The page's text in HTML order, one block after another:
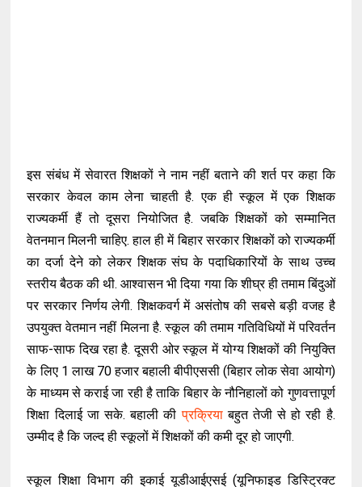
इस संबंध में सेवारत शिक्षकों ने नाम नहीं बताने की शर्त पर कहा कि
सरकार केवल काम लेना चाहती है. एक ही स्कूल में एक शिक्षक
राज्यकर्मी हैं तो दूसरा नियोजित है. जबकि शिक्षकों को सम्मानित
वेतनमान मिलनी चाहिए. हाल ही में बिहार सरकार शिक्षकों को राज्यकर्मी
का दर्जा देने को लेकर शिक्षक संघ के पदाधिकारियों के साथ उच्च
स्तरीय बैठक की थी. आश्वासन भी दिया गया कि शीघ्र ही तमाम बिंदुओं
पर सरकार निर्णय लेगी. शिक्षकवर्ग में असंतोष की सबसे बड़ी वजह है
उपयुक्त वेतमान नहीं मिलना है. स्कूल की तमाम गतिविधियों में परिवर्तन
साफ-साफ दिख रहा है. दूसरी ओर स्कूल में योग्य शिक्षकों की नियुक्ति
के लिए 1 लाख 70 हजार बहाली बीपीएससी (बिहार लोक सेवा आयोग)
के माध्यम से कराई जा रही है ताकि बिहार के नौनिहालों को गुणवत्तापूर्ण
शिक्षा दिलाई जा सके. बहाली कीप्रक्रियाबहुत तेजी से हो रही है.
उम्मीद है कि जल्द ही स्कूलों में शिक्षकों की कमी दूर हो जाएगी.
स्कूल शिक्षा विभाग की इकाई यूडीआईएसई (यूनिफाइड डिस्ट्रिक्ट